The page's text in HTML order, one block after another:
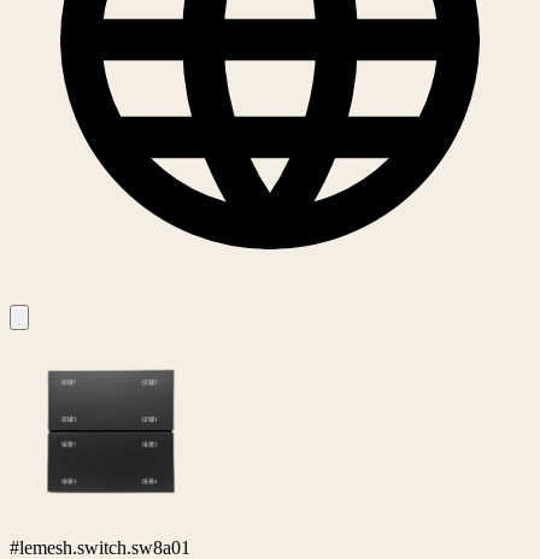
#lemesh.switch.sw8a01